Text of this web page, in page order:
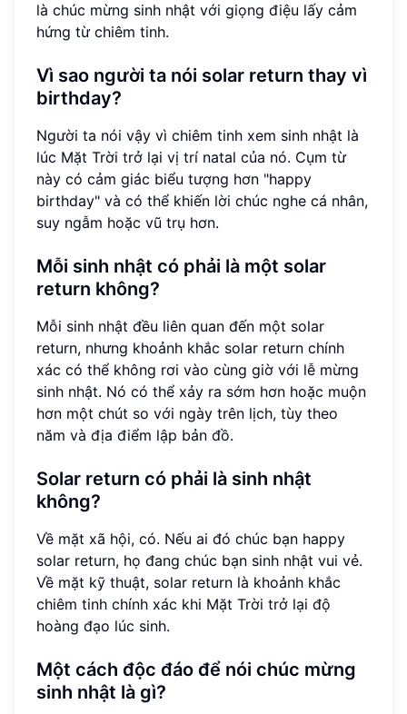
là chúc mừng sinh nhật với giọng điệu lấy cảm
hứng từ chiêm tinh.
Vì sao người ta nói solar return thay vì
birthday?
Người ta nói vậy vì chiêm tinh xem sinh nhật là
lúc Mặt Trời trở lại vị trí natal của nó. Cụm từ
này có cảm giác biểu tượng hơn "happy
birthday" và có thể khiến lời chúc nghe cá nhân,
suy ngẫm hoặc vũ trụ hơn.
Mỗi sinh nhật có phải là một solar
return không?
Mỗi sinh nhật đều liên quan đến một solar
return, nhưng khoảnh khắc solar return chính
xác có thể không rơi vào cùng giờ với lễ mừng
sinh nhật. Nó có thể xảy ra sớm hơn hoặc muộn
hơn một chút so với ngày trên lịch, tùy theo
năm và địa điểm lập bản đồ.
Solar return có phải là sinh nhật
không?
Về mặt xã hội, có. Nếu ai đó chúc bạn happy
solar return, họ đang chúc bạn sinh nhật vui vẻ.
Về mặt kỹ thuật, solar return là khoảnh khắc
chiêm tinh chính xác khi Mặt Trời trở lại độ
hoàng đạo lúc sinh.
Một cách độc đáo để nói chúc mừng
sinh nhật là gì?